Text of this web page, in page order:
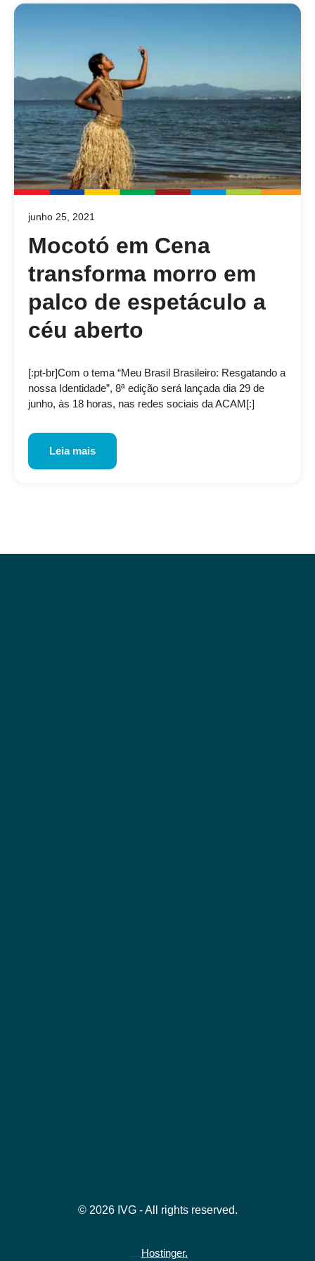
junho 25, 2021
Mocotó em Cena
transforma morro em
palco de espetáculo a
céu aberto
[:pt-br]Com o tema “Meu Brasil Brasileiro: Resgatando a
nossa Identidade”, 8ª edição será lançada dia 29 de
junho, às 18 horas, nas redes sociais da ACAM[:]
Leia mais
© 2026 IVG - All rights reserved.
Hostinger.